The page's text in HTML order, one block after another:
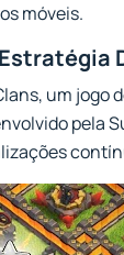
móveis.
um jogo
pela